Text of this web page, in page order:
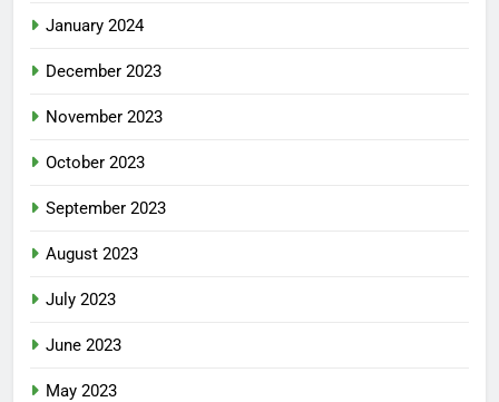
January 2024
December 2023
November 2023
October 2023
September 2023
August 2023
July 2023
June 2023
May 2023